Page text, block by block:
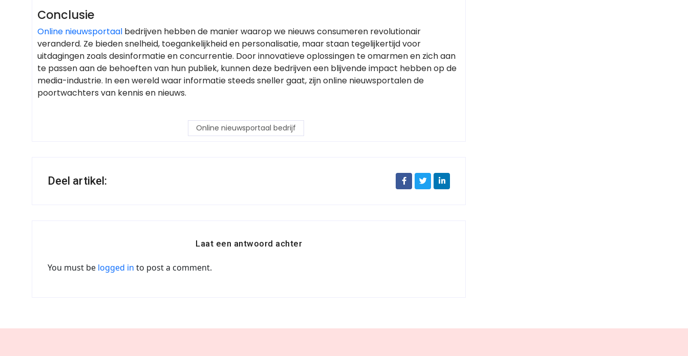
Conclusie
Online nieuwsportaal bedrijven hebben de manier waarop we nieuws consumeren revolutionair
veranderd. Ze bieden snelheid, toegankelijkheid en personalisatie, maar staan tegelijkertijd voor
uitdagingen zoals desinformatie en concurrentie. Door innovatieve oplossingen te omarmen en zich aan
te passen aan de behoeften van hun publiek, kunnen deze bedrijven een blijvende impact hebben op de
media-industrie. In een wereld waar informatie steeds sneller gaat, zijn online nieuwsportalen de
poortwachters van kennis en nieuws.
Online nieuwsportaal bedrijf
Deel artikel:
Laat een antwoord achter
You must be logged in to post a comment.